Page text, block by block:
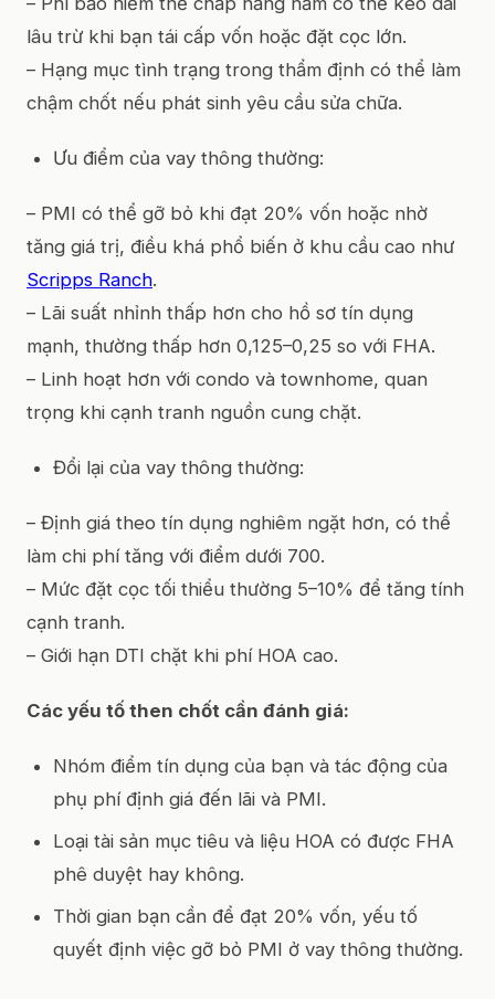
lâu trừ khi bạn tái cấp vốn hoặc đặt cọc lớn.
– Hạng mục tình trạng trong thẩm định có thể làm
chậm chốt nếu phát sinh yêu cầu sửa chữa.
Ưu điểm của vay thông thường:
– PMI có thể gỡ bỏ khi đạt 20% vốn hoặc nhờ
tăng giá trị, điều khá phổ biến ở khu cầu cao như
Scripps Ranch.
– Lãi suất nhỉnh thấp hơn cho hồ sơ tín dụng
mạnh, thường thấp hơn 0,125–0,25 so với FHA.
– Linh hoạt hơn với condo và townhome, quan
trọng khi cạnh tranh nguồn cung chặt.
Đổi lại của vay thông thường:
– Định giá theo tín dụng nghiêm ngặt hơn, có thể
làm chi phí tăng với điểm dưới 700.
– Mức đặt cọc tối thiểu thường 5–10% để tăng tính
cạnh tranh.
– Giới hạn DTI chặt khi phí HOA cao.
Các yếu tố then chốt cần đánh giá:
Nhóm điểm tín dụng của bạn và tác động của
phụ phí định giá đến lãi và PMI.
Loại tài sản mục tiêu và liệu HOA có được FHA
phê duyệt hay không.
Thời gian bạn cần để đạt 20% vốn, yếu tố
quyết định việc gỡ bỏ PMI ở vay thông thường.